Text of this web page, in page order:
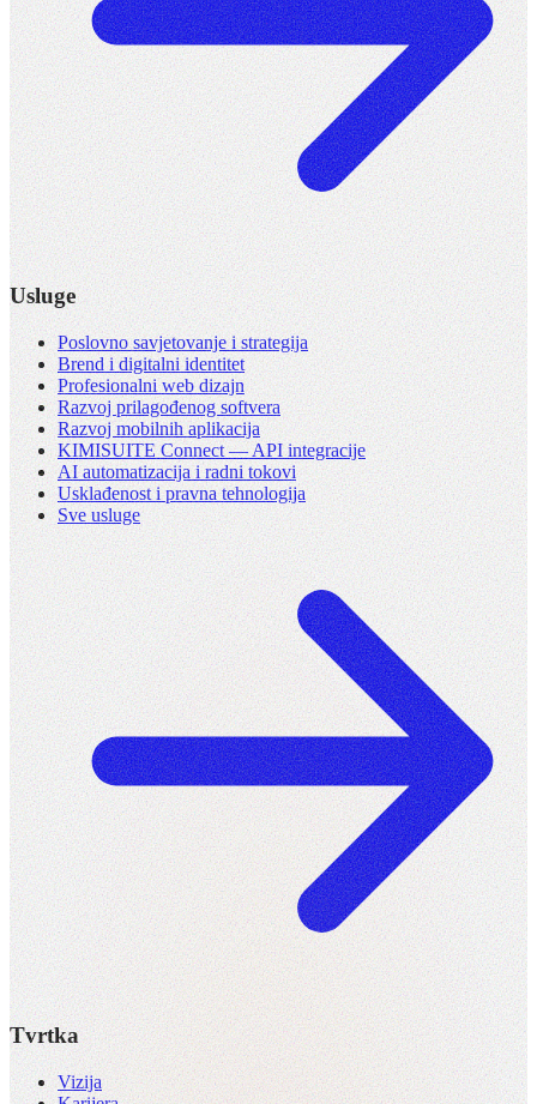
Usluge
Poslovno savjetovanje i strategija
Brend i digitalni identitet
Profesionalni web dizajn
Razvoj prilagođenog softvera
Razvoj mobilnih aplikacija
KIMISUITE Connect — API integracije
AI automatizacija i radni tokovi
Usklađenost i pravna tehnologija
Sve usluge
Tvrtka
Vizija